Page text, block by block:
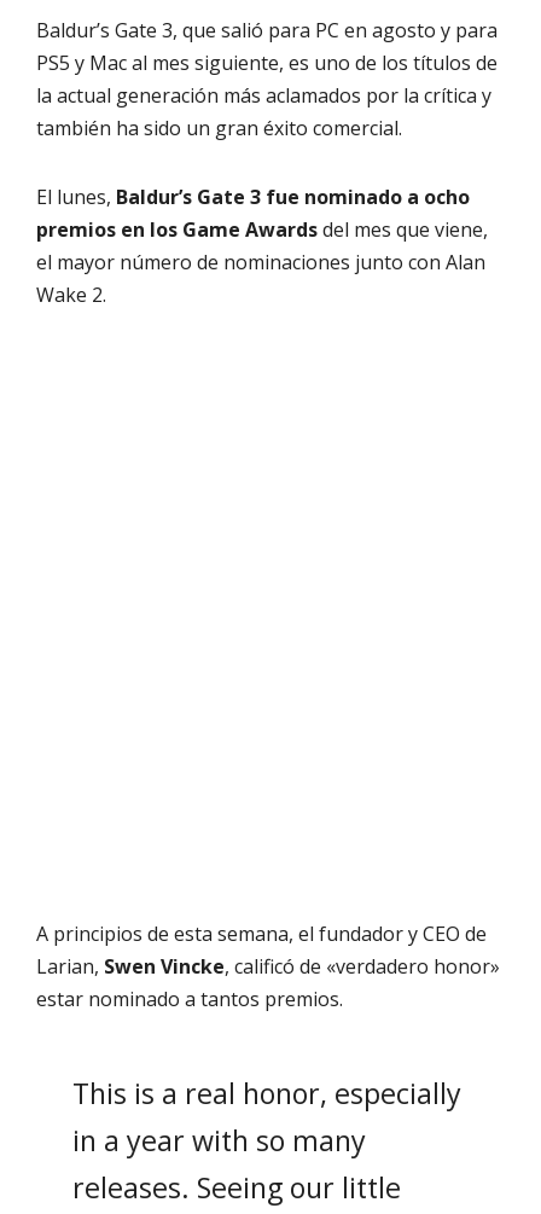
Baldur’s Gate 3, que salió para PC en agosto y para
PS5 y Mac al mes siguiente, es uno de los títulos de
la actual generación más aclamados por la crítica y
también ha sido un gran éxito comercial.
El lunes, Baldur’s Gate 3 fue nominado a ocho
premios en los Game Awardsdel mes que viene,
el mayor número de nominaciones junto con Alan
Wake 2.
A principios de esta semana, el fundador y CEO de
Larian, Swen Vincke, calificó de «verdadero honor»
estar nominado a tantos premios.
This is a real honor, especially
in a year with so many
releases. Seeing our little